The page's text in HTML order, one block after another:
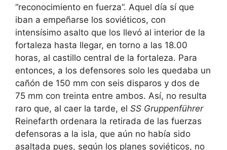
“reconocimiento en fuerza”. Aquel día sí que
iban a empeñarse los soviéticos, con
intensísimo asalto que los llevó al interior de la
fortaleza hasta llegar, en torno a las 18.00
horas, al castillo central de la fortaleza. Para
entonces, a los defensores solo les quedaba un
cañón de 150 mm con seis disparos y dos de
75 mm con treinta entre ambos. Así, no resulta
raro que, al caer la tarde, el SS Gruppenführer
Reinefarth ordenara la retirada de las fuerzas
defensoras a la isla, que aún no había sido
asaltada pues, según los planes soviéticos, no